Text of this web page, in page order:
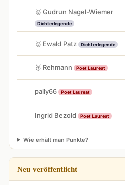
🥇 Gudrun Nagel-Wiemer
Dichterlegende
🥈 Ewald Patz Dichterlegende
🥉 Rehmann Poet Laureat
pally66 Poet Laureat
Ingrid Bezold Poet Laureat
Wie erhält man Punkte?
Neu veröffentlicht